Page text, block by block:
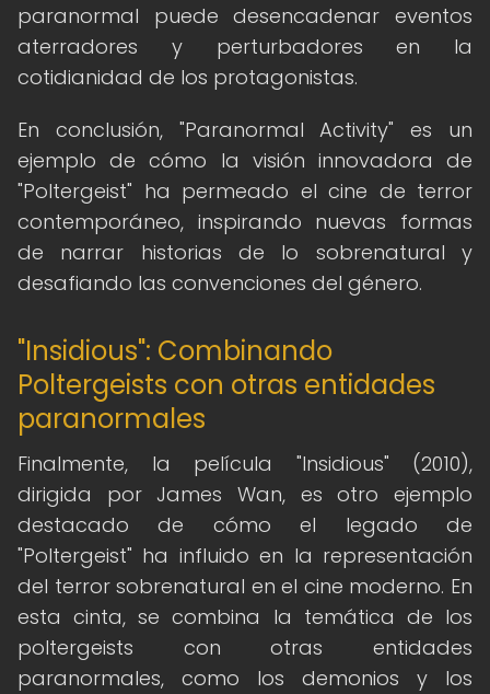
paranormal puede desencadenar eventos
aterradores y perturbadores en la
cotidianidad de los protagonistas.
En conclusión, "Paranormal Activity" es un
ejemplo de cómo la visión innovadora de
"Poltergeist" ha permeado el cine de terror
contemporáneo, inspirando nuevas formas
de narrar historias de lo sobrenatural y
desafiando las convenciones del género.
"Insidious": Combinando
Poltergeists con otras entidades
paranormales
Finalmente, la película "Insidious" (2010),
dirigida por James Wan, es otro ejemplo
destacado de cómo el legado de
"Poltergeist" ha influido en la representación
del terror sobrenatural en el cine moderno. En
esta cinta, se combina la temática de los
poltergeists con otras entidades
paranormales, como los demonios y los